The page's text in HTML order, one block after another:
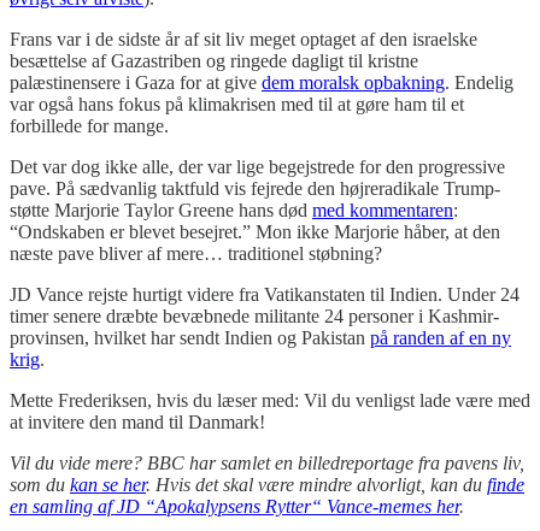
Frans var i de sidste år af sit liv meget optaget af den israelske
besættelse af Gazastriben og ringede dagligt til kristne
palæstinensere i Gaza for at give dem moralsk opbakning. Endelig
var også hans fokus på klimakrisen med til at gøre ham til et
forbillede for mange.
Det var dog ikke alle, der var lige begejstrede for den progressive
pave. På sædvanlig taktfuld vis fejrede den højreradikale Trump-
støtte Marjorie Taylor Greene hans død med kommentaren:
“Ondskaben er blevet besejret.” Mon ikke Marjorie håber, at den
næste pave bliver af mere… traditionel støbning?
JD Vance rejste hurtigt videre fra Vatikanstaten til Indien. Under 24
timer senere dræbte bevæbnede militante 24 personer i Kashmir-
provinsen, hvilket har sendt Indien og Pakistan på randen af en ny
krig.
Mette Frederiksen, hvis du læser med: Vil du venligst lade være med
at invitere den mand til Danmark!
Vil du vide mere? BBC har samlet en billedreportage fra pavens liv,
som du kan se her. Hvis det skal være mindre alvorligt, kan du finde
en samling af JD “Apokalypsens Rytter“ Vance-memes her.